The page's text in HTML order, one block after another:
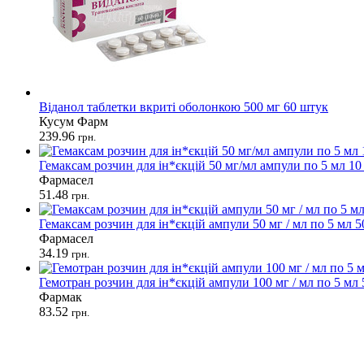
Віданол таблетки вкриті оболонкою 500 мг 60 штук
Кусум Фарм
239.96 грн.
Гемаксам розчин для ін*єкцій 50 мг/мл ампули по 5 мл
Фармасел
51.48 грн.
Гемаксам розчин для ін*єкцій ампули 50 мг / мл по 5 мл
Фармасел
34.19 грн.
Гемотран розчин для ін*єкцій ампули 100 мг / мл по 5 мл
Фармак
83.52 грн.